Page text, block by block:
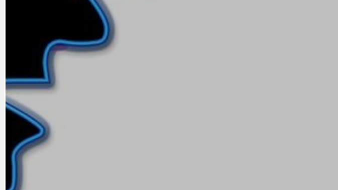
PRAHA UDRŽITELNÁ
OBČANSKÁ SPOLEČNOST
DEZINFORMACE
CYKLOVÝLETY
DALŠÍ
AKTUALITY